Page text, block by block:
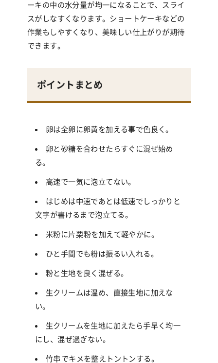
ーキの中の水分量が均一になることで、スライ
スがしなすくなります。ショートケーキなどの
作業もしやすくなり、美味しい仕上がりが期待
できます。
ポイントまとめ
卵は全卵に卵黄を加える事で色良く。
卵と砂糖を合わせたらすぐに混ぜ始め
る。
高速で一気に泡立てない。
はじめは中速であとは低速でしっかりと
文字が書けるまで泡立てる。
米粉に片栗粉を加えて軽やかに。
ひと手間でも粉は振るい入れる。
粉と生地を良く混ぜる。
生クリームは温め、直接生地に加えな
い。
生クリームを生地に加えたら手早く均一
にし、混ぜ過ぎない。
竹串でキメを整えトントンする。